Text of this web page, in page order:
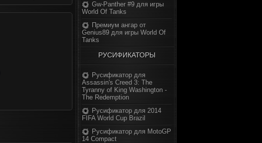
Gw-Panther #9 для игры
World Of Tanks
Премиум ангар от
Genius89 для игры World Of
Tanks
РУСИФИКАТОРЫ
Русификатор для
Assassin's Creed 3: The
Tyranny of King Washington -
The Redemption
Русификатор для 2014
FIFA World Cup Brazil
Русификатор для MotoGP
14 Compact